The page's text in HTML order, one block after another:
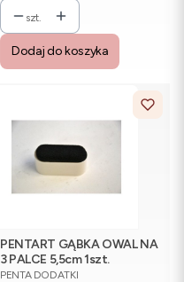
szt.
Dodaj do koszyka
PENTART GĄBKA OWAL NA
3 PALCE 5,5cm 1szt.
PRODUCENT
PENTA DODATKI